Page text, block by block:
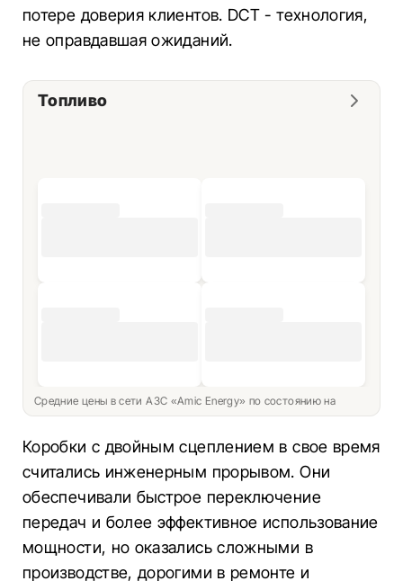
потере доверия клиентов. DCT - технология,
не оправдавшая ожиданий.
Топливо
Средние цены в сети АЗС «Amic Energy» по состоянию на
Коробки с двойным сцеплением в свое время
считались инженерным прорывом. Они
обеспечивали быстрое переключение
передач и более эффективное использование
мощности, но оказались сложными в
производстве, дорогими в ремонте и